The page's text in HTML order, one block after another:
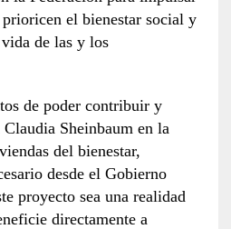
el bienestar social y
de las y los
de poder contribuir y
Sheinbaum en la
del bienestar,
desde el Gobierno
proyecto sea una realidad
directamente a